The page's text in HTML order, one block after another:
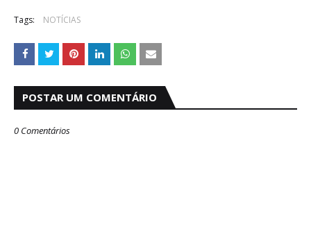
Tags: NOTÍCIAS
POSTAR UM COMENTÁRIO
0 Comentários